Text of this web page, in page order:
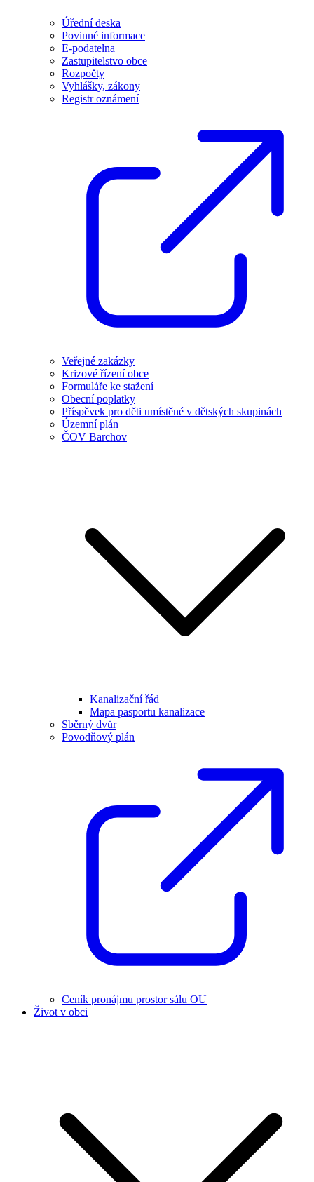
Úřední deska
Povinné informace
E-podatelna
Zastupitelstvo obce
Rozpočty
Vyhlášky, zákony
Registr oznámení
Veřejné zakázky
Krizové řízení obce
Formuláře ke stažení
Obecní poplatky
Příspěvek pro děti umístěné v dětských skupinách
Územní plán
ČOV Barchov
Kanalizační řád
Mapa pasportu kanalizace
Sběrný dvůr
Povodňový plán
Ceník pronájmu prostor sálu OU
Život v obci